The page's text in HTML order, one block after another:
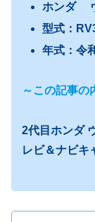
ホンダ
型式：
年式：令
～この記事の
2代目ホンダ
レビ＆ナビキ